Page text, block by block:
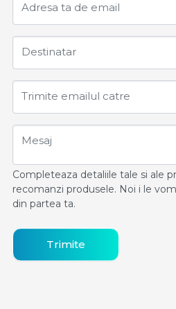
Adresa ta de email
Destinatar
Trimite emailul catre
Mesaj
Completeaza detaliile tale si ale
recomanzi produsele. Noi i le
din partea ta.
Trimite